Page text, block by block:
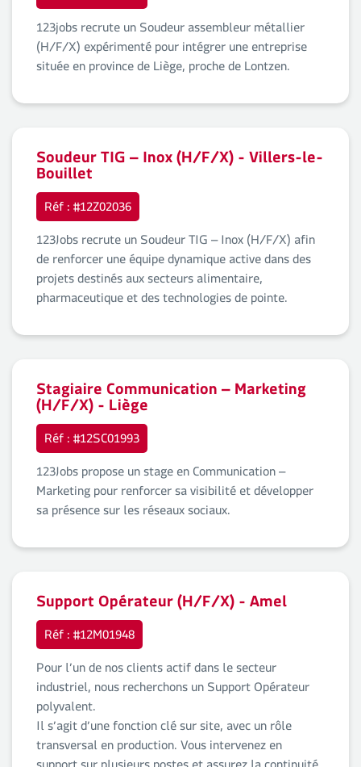
123jobs recrute un Soudeur assembleur métallier
(H/F/X) expérimenté pour intégrer une entreprise
située en province de Liège, proche de Lontzen.
Soudeur TIG – Inox (H/F/X) - Villers-le-
Bouillet
Réf : #12Z02036
123Jobs recrute un Soudeur TIG – Inox (H/F/X) afin
de renforcer une équipe dynamique active dans des
projets destinés aux secteurs alimentaire,
pharmaceutique et des technologies de pointe.
Stagiaire Communication – Marketing
(H/F/X) - Liège
Réf : #12SC01993
123Jobs propose un stage en Communication –
Marketing pour renforcer sa visibilité et développer
sa présence sur les réseaux sociaux.
Support Opérateur (H/F/X) - Amel
Réf : #12M01948
Pour l’un de nos clients actif dans le secteur
industriel, nous recherchons un Support Opérateur
polyvalent.
Il s’agit d’une fonction clé sur site, avec un rôle
transversal en production. Vous intervenez en